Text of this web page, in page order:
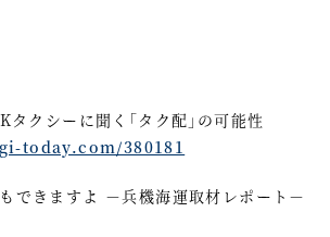
タクシーに聞く｢タク配｣の可能性
today.com/380181
できますよ －兵機海運取材レポート－